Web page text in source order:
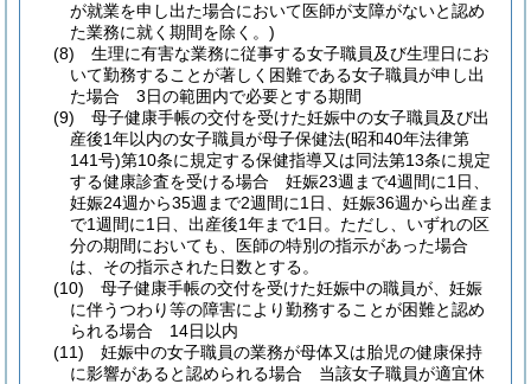
が就業を申し出た場合において医師が支障がないと認め
た業務に就く期間を除く。)
(8)
生理に有害な業務に従事する女子職員及び生理日にお
いて勤務することが著しく困難である女子職員が申し出
た場合 3日の範囲内で必要とする期間
(9)
母子健康手帳の交付を受けた妊娠中の女子職員及び出
産後1年以内の女子職員が母子保健法(昭和40年法律第
141号)第10条に規定する保健指導又は同法第13条に規定
する健康診査を受ける場合 妊娠23週まで4週間に1日、
妊娠24週から35週まで2週間に1日、妊娠36週から出産ま
で1週間に1日、出産後1年まで1日。 ただし、いずれの区
分の期間においても、医師の特別の指示があった場合
は、その指示された日数とする。
(10)
母子健康手帳の交付を受けた妊娠中の職員が、妊娠
に伴うつわり等の障害により勤務することが困難と認め
られる場合 14日以内
(11)
妊娠中の女子職員の業務が母体又は胎児の健康保持
に影響があると認められる場合 当該女子職員が適宜休